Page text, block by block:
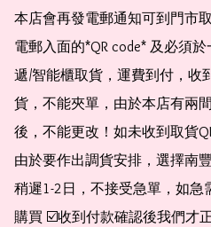
本店會再發電郵通知可到門市
電郵入面的*QR code* 及必須
遞/智能櫃取貨，運費到付，收
貨，不能夾單，由於本店有兩
後，不能更改！如未收到取貨
由於要作出調貨安排，選擇南
稍遲1-2日，不接受急單，如
購買 ☑️收到付款確認後我們才